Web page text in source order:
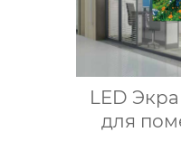
LED
для